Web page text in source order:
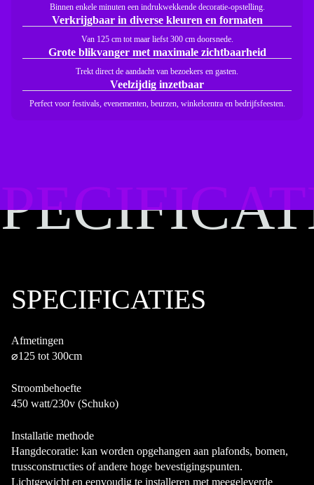
Binnen enkele minuten een indrukwekkende decoratie-opstelling.
Verkrijgbaar in diverse kleuren en formaten
Van 125 cm tot maar liefst 300 cm doorsnede.
Grote blikvanger met maximale zichtbaarheid
Trekt direct de aandacht van bezoekers en gasten.
Veelzijdig inzetbaar
Perfect voor festivals, evenementen, beurzen, winkelcentra en bedrijfsfeesten.
SPECIFICATIES
Afmetingen
⌀125 tot 300cm
Stroombehoefte
450 watt/230v (Schuko)
Installatie methode
Hangdecoratie: kan worden opgehangen aan plafonds, bomen,
trussconstructies of andere hoge bevestigingspunten.
Lichtgewicht en eenvoudig te installeren met meegeleverde